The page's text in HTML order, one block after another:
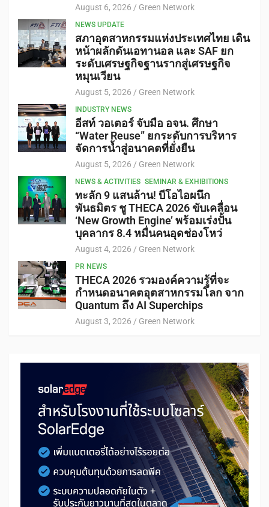
August 6, 2026 Green Network
NEWS UPDATE
สภาอุตสาหกรรมแห่งประเทศไทย เดิน
หน้าผลักดันเอทานอล และ SAF ยก
ระดับเศรษฐกิจฐานรากสู่เศรษฐกิจ
หมุนเวียน
August 5, 2026 Green Network
INDUSTRY NEWS
อีสท์ วอเตอร์ จับมือ อจน. ศึกษา
“Water Reuse” ยกระดับการบริหาร
จัดการน้ำสู่อนาคตที่ยั่งยืน
August 5, 2026 Green Network
NEWS & ACTIVITIES SEMINAR & EXHIBITIONS
ทะลัก 9 แสนล้าน! บีโอไอผนึก
พันธมิตร ชู THECA 2026 ขับเคลื่อน
‘New Growth Engine’ พร้อมเร่งปั้น
บุคลากร 8.4 หมื่นคนอุดช่องโหว่
August 4, 2026 Green Network
PR NEWS
THECA 2026 รวมองค์ความรู้ที่จะ
กำหนดอนาคตอุตสาหกรรมโลก จาก
Quantum ถึง AI Superchips
August 3, 2026 Green Network